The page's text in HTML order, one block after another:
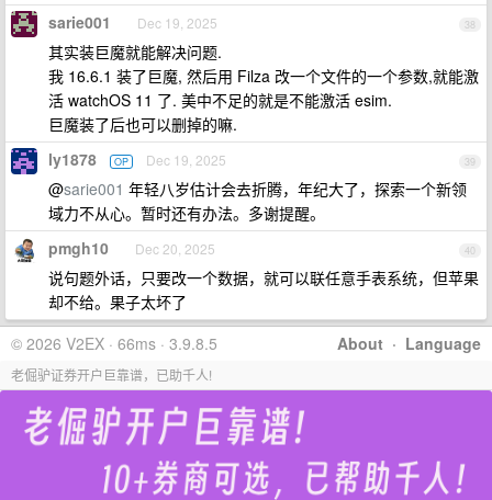
38
sarie001 Dec 19, 2025
其实装巨魔就能解决问题.
我 16.6.1 装了巨魔, 然后用 Filza 改一个文件的一个参数,就能激
活 watchOS 11 了. 美中不足的就是不能激活 esim.
巨魔装了后也可以删掉的嘛.
39
ly1878 OP Dec 19, 2025
@sarie001 年轻八岁估计会去折腾，年纪大了，探索一个新领
域力不从心。暂时还有办法。多谢提醒。
40
pmgh10 Dec 20, 2025
说句题外话，只要改一个数据，就可以联任意手表系统，但苹果
却不给。果子太坏了
About · Language
© 2026 V2EX · 66ms · 3.9.8.5
老倔驴证券开户巨靠谱，已助千人!